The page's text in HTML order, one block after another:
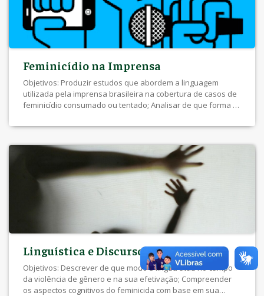
Feminicídio na Imprensa
Objetivos: Produzir estudos que abordem a linguagem
utilizada pela imprensa brasileira na cobertura de casos de
feminicídio consumado ou tentado; Analisar de que forma o
gênero que colaboram para a culpabilização da vítima; Criar
feminicídio ocorridos no […]
Linguística e Discurso de Violência
Objetivos: Descrever de que modo a língua atua no campo
da violência de gênero e na sua efetivação; Compreender
os aspectos cognitivos do feminicida com base em sua